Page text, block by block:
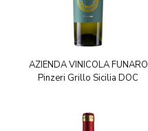
AZIENDA VINICOLA FUNARO
Pinzeri Grillo Sicilia DOC